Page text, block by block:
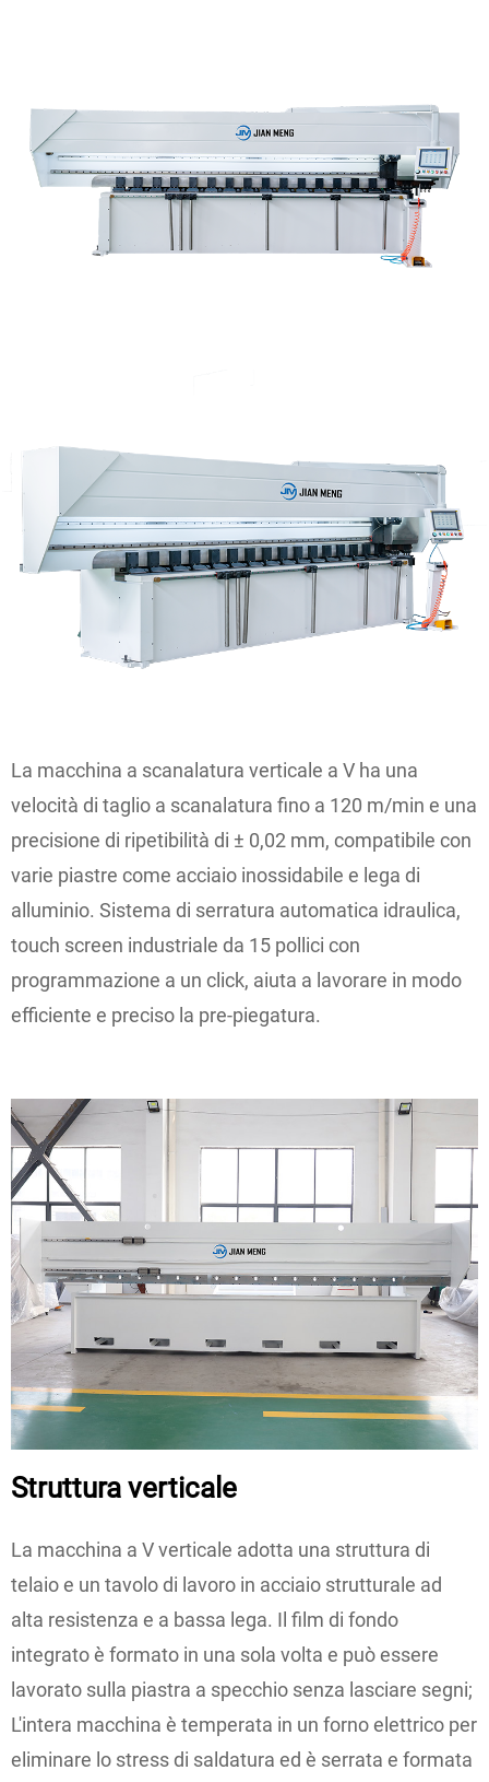
La macchina a scanalatura verticale a V ha una
velocità di taglio a scanalatura fino a 120 m/min e una
precisione di ripetibilità di ± 0,02 mm, compatibile con
varie piastre come acciaio inossidabile e lega di
alluminio. Sistema di serratura automatica idraulica,
touch screen industriale da 15 pollici con
programmazione a un click, aiuta a lavorare in modo
efficiente e preciso la pre-piegatura.
Struttura verticale
La macchina a V verticale adotta una struttura di
telaio e un tavolo di lavoro in acciaio strutturale ad
alta resistenza e a bassa lega. Il film di fondo
integrato è formato in una sola volta e può essere
lavorato sulla piastra a specchio senza lasciare segni;
L'intera macchina è temperata in un forno elettrico per
eliminare lo stress di saldatura ed è serrata e formata